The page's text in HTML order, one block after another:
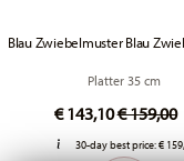
Blau Zwiebelmuster Blau
Platter 35 cm
€ 143,10Price
€ 159,00to
30-day best price:€